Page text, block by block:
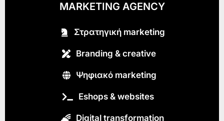
MARKETING AGENCY
Στρατηγική marketing
Branding & creative
Ψηφιακό marketing
Eshops & websites
Digital transformation